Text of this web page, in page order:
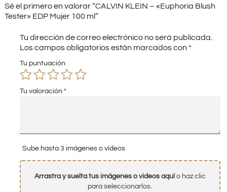
Sé el primero en valorar “CALVIN KLEIN – «Euphoria Blush
Tester» EDP Mujer 100 ml”
Tu dirección de correo electrónico no será publicada.
Los campos obligatorios están marcados con *
Tu puntuación
Tu valoración *
Sube hasta 3 imágenes o vídeos
Arrastra y suelta tus imágenes o videos aquío haz clic
para seleccionarlos.